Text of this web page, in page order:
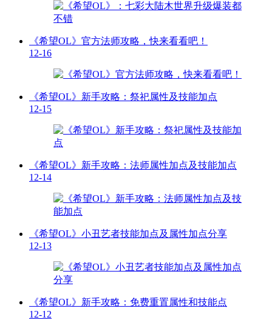
《希望OL》官方法师攻略，快来看看吧！
12-16
《希望OL》新手攻略：祭祀属性及技能加点
12-15
《希望OL》新手攻略：法师属性加点及技能加点
12-14
《希望OL》小丑艺者技能加点及属性加点分享
12-13
《希望OL》新手攻略：免费重置属性和技能点
12-12